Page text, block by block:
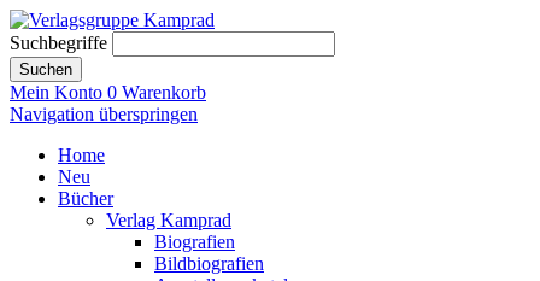
Suchbegriffe
Suchen
Mein Konto 0 Warenkorb
Navigation überspringen
Home
Neu
Bücher
Verlag Kamprad
Biografien
Bildbiografien